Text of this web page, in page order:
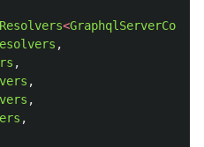
Resolvers<
,
,
,
,
,